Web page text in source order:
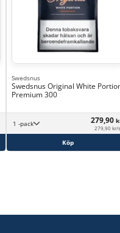
Swedsnus
Swedsnus Original White
Premium 300
1 -pack 279,90
279,90 kr/
Köp